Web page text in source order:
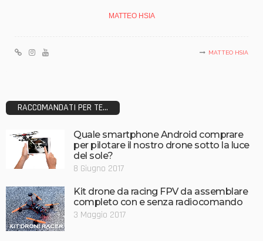
MATTEO HSIA
MATTEO HSIA
RACCOMANDATI PER TE...
Quale smartphone Android comprare
per pilotare il nostro drone sotto la luce
del sole?
8 Giugno 2017
Kit drone da racing FPV da assemblare
completo con e senza radiocomando
3 Maggio 2017